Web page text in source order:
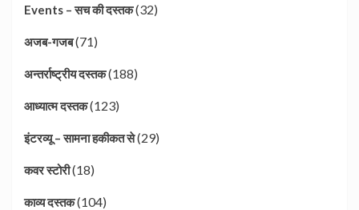
Events – सच की दस्तक(32)
अजब-गजब(71)
अन्तर्राष्ट्रीय दस्तक(188)
आध्यात्म दस्तक(123)
इंटरव्यू – सामना हकीकत से(29)
कवर स्टोरी(18)
काव्य दस्तक(104)